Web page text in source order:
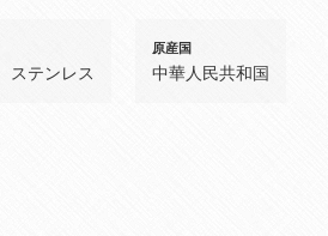
テンレス
原産国
中華人民共和国